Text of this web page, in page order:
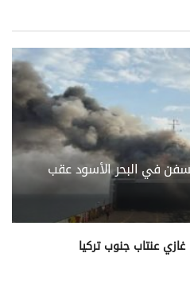
في البحر الأسود عقب
عنتاب جنوب تركيا